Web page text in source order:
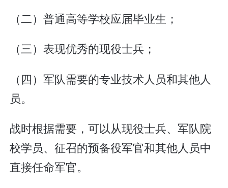
（二）普通高等学校应届毕业生；
（三）表现优秀的现役士兵；
（四）军队需要的专业技术人员和其他人
员。
战时根据需要，可以从现役士兵、军队院
校学员、征召的预备役军官和其他人员中
直接任命军官。